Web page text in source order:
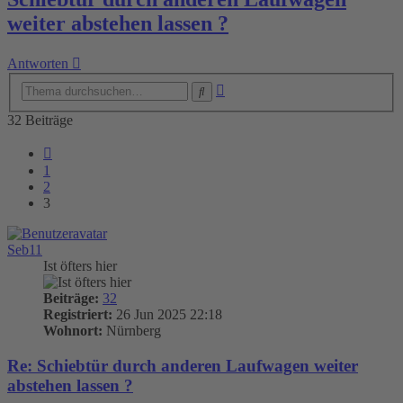
weiter abstehen lassen ?
Antworten
32 Beiträge
1
2
3
Seb11
Ist öfters hier
Beiträge: 32
Registriert: 26 Jun 2025 22:18
Wohnort: Nürnberg
Re: Schiebtür durch anderen Laufwagen weiter
abstehen lassen ?